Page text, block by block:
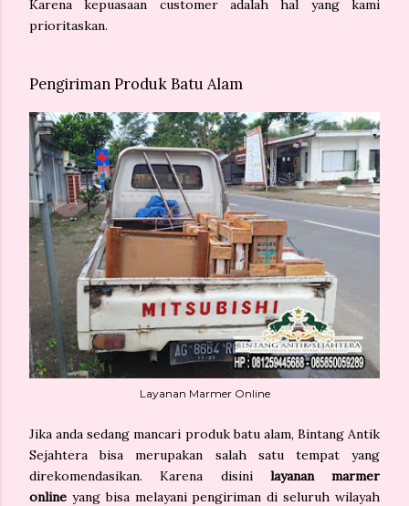
Karena kepuasaan customer adalah hal yang kami
prioritaskan.
Pengiriman Produk Batu Alam
Layanan Marmer Online
Jika anda sedang mancari produk batu alam, Bintang Antik
Sejahtera bisa merupakan salah satu tempat yang
direkomendasikan. Karena disini layanan marmer
online yang bisa melayani pengiriman di seluruh wilayah